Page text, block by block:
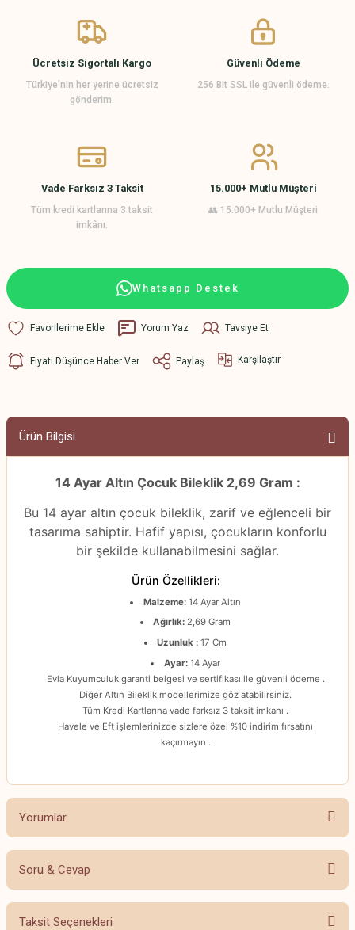
Ücretsiz Sigortalı Kargo
Türkiye’nin her yerine ücretsiz
gönderim.
Güvenli Ödeme
256 Bit SSL ile güvenli ödeme.
Vade Farksız 3 Taksit
Tüm kredi kartlarına 3 taksit
imkânı.
15.000+ Mutlu Müşteri
👥 15.000+ Mutlu Müşteri
Whatsapp Destek
Yorum Yaz Tavsiye Et
Fiyatı Düşünce Haber Ver Paylaş Karşılaştır
Ürün Bilgisi
14 Ayar Altın Çocuk Bileklik 2,69 Gram :
Bu 14 ayar altın çocuk bileklik, zarif ve eğlenceli bir
tasarıma sahiptir. Hafif yapısı, çocukların konforlu
bir şekilde kullanabilmesini sağlar.
Ürün Özellikleri:
Malzeme:14 Ayar Altın
Ağırlık: 2,69 Gram
Uzunluk :17 Cm
Ayar:14 Ayar
Evla Kuyumculuk garanti belgesi ve sertifikası ile güvenli ödeme .
Diğer Altın Bileklik modellerimize göz atabilirsiniz.
Tüm Kredi Kartlarına vade farksız 3 taksit imkanı .
Havele ve Eft işlemlerinizde sizlere özel %10 indirim fırsatını
kaçırmayın .
Yorumlar
Soru & Cevap
Taksit Seçenekleri